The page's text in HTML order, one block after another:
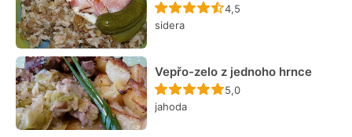
Recept ještě nebyl
4,5
sidera
Vepřo-zelo z jednoho hrnce
Recept ještě nebyl
5,0
jahoda